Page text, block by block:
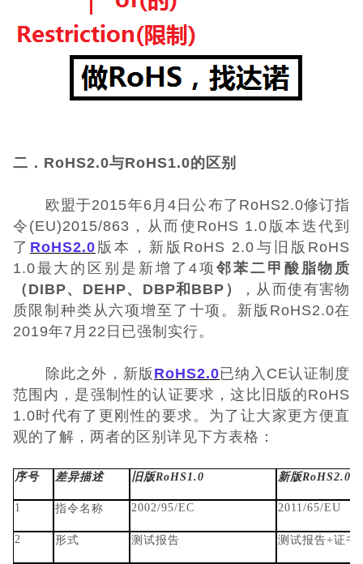
收起菜单
©Danotest.Com
二．RoHS2.0与RoHS1.0的区别
欧盟于2015年6月4日公布了RoHS2.0修订指
令(EU)2015/863，从而使RoHS 1.0版本迭代到
了 RoHS2.0 版本，新版RoHS 2.0与旧版RoHS
1.0最大的区别是新增了4项邻苯二甲酸脂物质
（DIBP、DEHP、DBP和BBP）
，从而使有害物
质限制种类从六项增至了十项。新版RoHS2.0在
2019年7月22日已强制实行。
除此之外，新版 RoHS2.0已纳入CE认证制度
范围内，是强制性的认证要求，这比旧版的RoHS
1.0时代有了更刚性的要求。为了让大家更方便直
观的了解，两者的区别详见下方表格：
序号 差异描述 旧版RoHS1.0 新版RoHS2.0
1 指令名称 2002/95/EC 2011/65/EU
2 形式 测试报告 测试报告+证书